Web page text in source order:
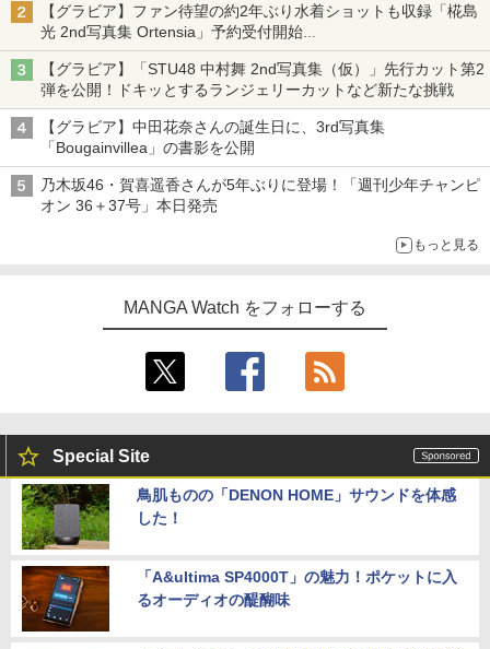
【グラビア】ファン待望の約2年ぶり水着ショットも収録「椛島
光 2nd写真集 Ortensia」予約受付開始
10月30日発売
【グラビア】「STU48 中村舞 2nd写真集（仮）」先行カット第2
弾を公開！ドキッとするランジェリーカットなど新たな挑戦
【グラビア】中田花奈さんの誕生日に、3rd写真集
「Bougainvillea」の書影を公開
乃木坂46・賀喜遥香さんが5年ぶりに登場！「週刊少年チャンピ
オン 36＋37号」本日発売
もっと見る
MANGA Watch をフォローする
Special Site
鳥肌ものの「DENON HOME」サウンドを体感
した！
「A&ultima SP4000T」の魅力！ポケットに入
るオーディオの醍醐味